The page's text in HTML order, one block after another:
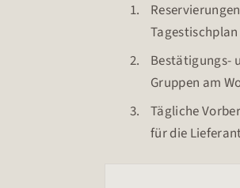
Tagestischplan
Bestätigungs-
Gruppen am
Tägliche
für die